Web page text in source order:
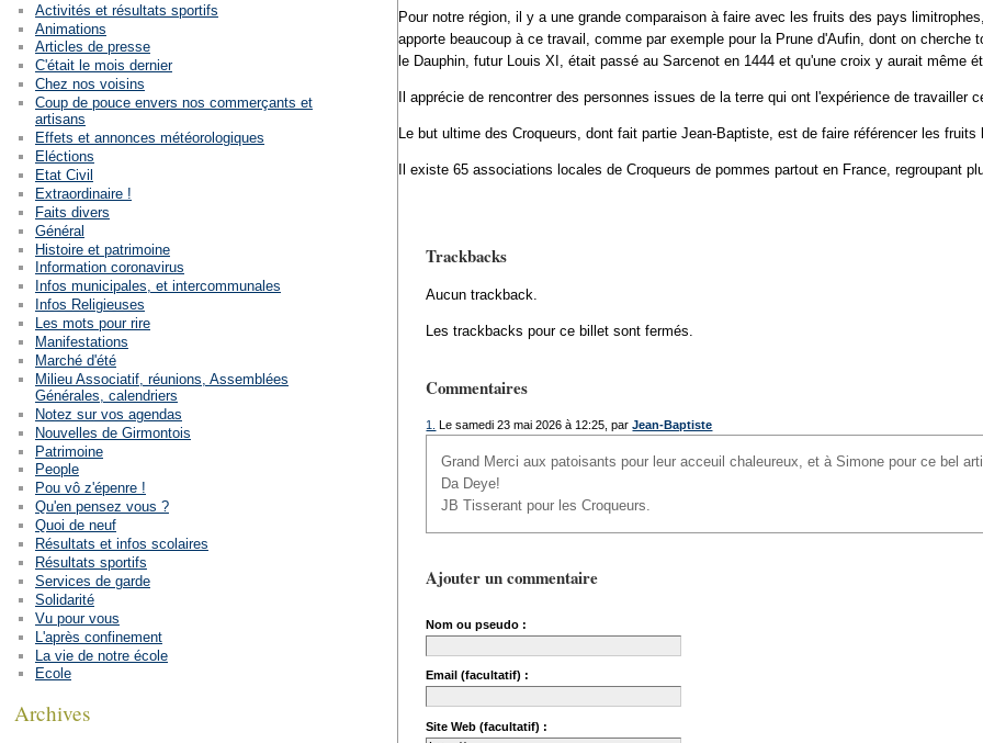
Pour notre région, il y a une grande comparaison à faire avec les fruits des pays
apporte beaucoup à ce travail, comme par exemple pour la Prune d'Aufin, dont on
le Dauphin, futur Louis XI, était passé au Sarcenot en 1444 et qu'une croix y aurait même
Il apprécie de rencontrer des personnes issues de la terre qui ont l'expérience de
Le but ultime des Croqueurs, dont fait partie Jean-Baptiste, est de faire référencer les
Il existe 65 associations locales de Croqueurs de pommes partout en France, regroupant
Trackbacks
Aucun trackback.
Les trackbacks pour ce billet sont fermés.
Commentaires
1. Le samedi 23 mai 2026 à 12:25, parJean-Baptiste
Grand Merci aux patoisants pour leur acceuil chaleureux, et à Simone pour ce bel
Da Deye!
JB Tisserant pour les Croqueurs.
Ajouter un commentaire
Nom ou pseudo :
Email (facultatif) :
Site Web (facultatif) :
Activités et résultats sportifs
Animations
Articles de presse
C'était le mois dernier
Chez nos voisins
Coup de pouce envers nos commerçants et
artisans
Effets et annonces météorologiques
Eléctions
Etat Civil
Extraordinaire !
Faits divers
Général
Histoire et patrimoine
Information coronavirus
Infos municipales, et intercommunales
Infos Religieuses
Les mots pour rire
Manifestations
Marché d'été
Milieu Associatif, réunions, Assemblées
Générales, calendriers
Notez sur vos agendas
Nouvelles de Girmontois
Patrimoine
People
Pou vô z'épenre !
Qu'en pensez vous ?
Quoi de neuf
Résultats et infos scolaires
Résultats sportifs
Services de garde
Solidarité
Vu pour vous
L'après confinement
La vie de notre école
Ecole
Archives